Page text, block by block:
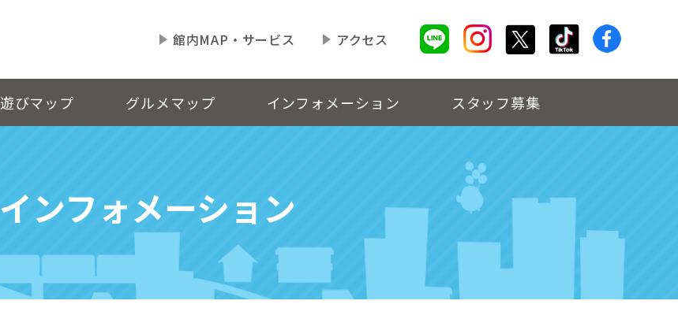
館内MAP・サービス アクセス
遊びマップ グルメマップ インフォメーション スタッフ募集
インフォメーション